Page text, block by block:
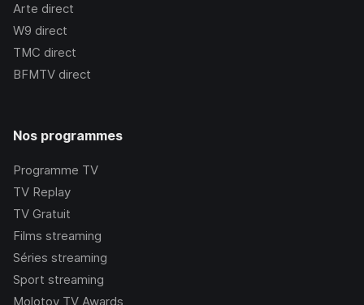
Arte direct
W9 direct
TMC direct
BFMTV direct
Nos programmes
Programme TV
TV Replay
TV Gratuit
Films streaming
Séries streaming
Sport streaming
Molotov TV Awards